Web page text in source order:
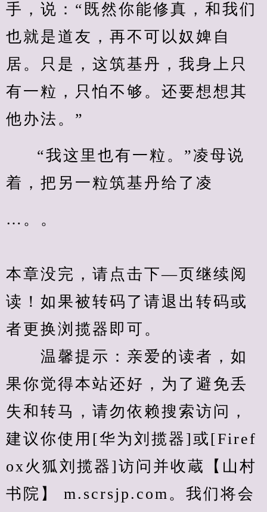
手，说：“既然你能修真，和我们
也就是道友，再不可以奴婢自
居。只是，这筑基丹，我身上只
有一粒，只怕不够。还要想想其
他办法。”
“我这里也有一粒。”凌母说
着，把另一粒筑基丹给了凌
…。。
本章没完，请点击下—页继续阅
读！如果被转码了请退出转码或
者更换浏揽器即可。
温馨提示：亲爱的读者，如
果你觉得本站还好，为了避免丢
失和转马，请勿依赖搜索访问，
建议你使用[华为刘揽器]或[Firef
ox火狐刘揽器]访问并收蔵【山村
书院】 m.scrsjp.com。我们将会